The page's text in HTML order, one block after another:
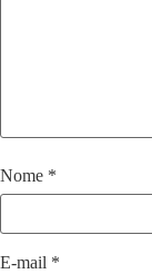
Nome *
E-mail *